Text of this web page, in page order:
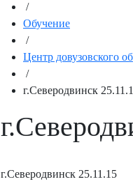
/
Обучение
/
Центр довузовского
/
г.Северодвинск
г.Северодвинск 25.11.15